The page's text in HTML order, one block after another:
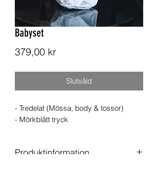
Babyset
379,00 kr
Slutsåld
- Tredelat (Mössa, body & tossor)
- Mörkblått tryck
Produktinformation